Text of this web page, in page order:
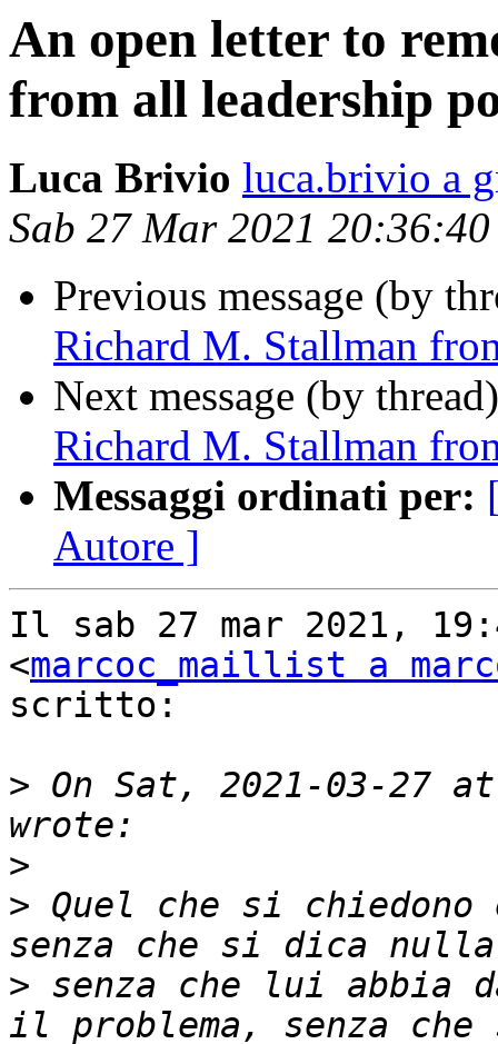
An open letter to
from all leadership
Luca Brivio luca.brivio a
Sab 27 Mar 2021
Previous message (by
Richard M. Stallman
Next message (by
Richard M. Stallman
Messaggi ordinati per:
Autore ]
Il sab 27 mar 2021,
<marcoc_maillist a
scritto:
> On Sat, 2021-03-27
>
> Quel che si
> senza che lui abbia